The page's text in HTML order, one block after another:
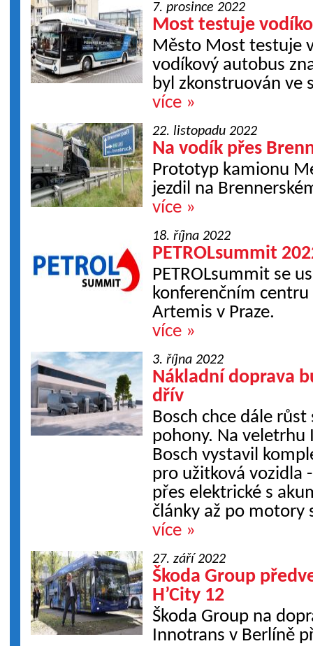
7. prosince 2022
Most testuje
Město Most testuje
vodíkový autobus
byl zkonstruován ve
více »
22. listopadu 2022
Na vodík přes
Prototyp kamionu
jezdil na
více »
18. října 2022
PETROLsummit
PETROLsummit se
konferenčním
Artemis v Praze.
více »
3. října 2022
Nákladní doprava
dřív
Bosch chce dále
pohony. Na veletrhu
Bosch vystavil
pro užitková vozidla
přes elektrické s
články až po motory
více »
27. září 2022
Škoda Group
H’City 12
Škoda Group na
Innotrans v Berlíně